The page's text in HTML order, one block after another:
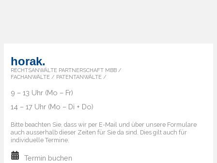
Schutz
Ihrer
Marke
horak.
RECHTSANWÄLTE PARTNERSCHAFT MBB /
FACHANWÄLTE / PATENTANWÄLTE /
9 – 13 Uhr (Mo – Fr)
14 – 17 Uhr (Mo – Di + Do)
Bitte beachten Sie, dass wir per E-Mail und über unsere Formulare
auch ausserhalb dieser Zeiten für Sie da sind. Dies gilt auch für
individuelle Termine.
Termin buchen